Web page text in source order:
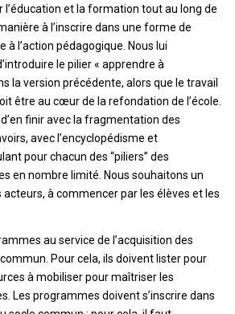
et la formation tout au long de
à l’inscrire dans une forme de
à l’action pédagogique. Nous lui
le pilier « apprendre à
la version précédente, alors que le travail
être au cœur de la refondation de l’école.
finir avec la fragmentation des
avec l’encyclopédisme et
pour chacun des “piliers” des
en nombre limité. Nous souhaitons un
acteurs, à commencer par les élèves et les
au service de l’acquisition des
Pour cela, ils doivent lister pour
à mobiliser pour maîtriser les
Les programmes doivent s’inscrire dans